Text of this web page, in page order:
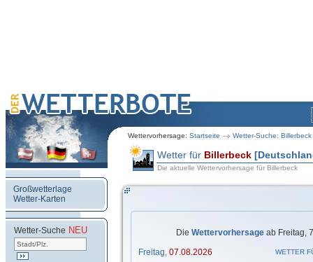
Wettervorhersage: Startseite Wetter-Suche: Billerbeck
Großwetterlage
Wetter-Karten
Wetter-Suche NEU
Wetter für Billerbeck
Die aktuelle Wettervorhersage für Billerbeck
Die Wettervorhersage ab Freitag,
Freitag, 07.08.2026
WETTER